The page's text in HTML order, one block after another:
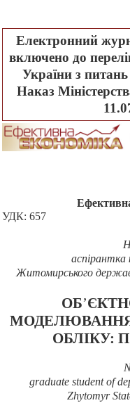
Електронний
включено до
України з
Наказ
УДК: 657
аспірантка
Житомирського
ОБ’
ОБЛІКУ:
graduate student of
Zhytomyr